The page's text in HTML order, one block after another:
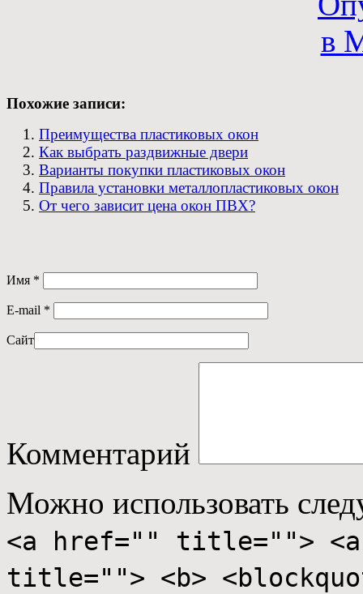
Похожие записи:
Преимущества пластиковых окон
Как выбрать раздвижные двери
Варианты покупки пластиковых окон
Правила установки металлопластиковых окон
От чего зависит цена окон ПВХ?
Имя *
E-mail *
Сайт
Комментарий
Можно использовать
<a href="" title="">
title=""> <b>